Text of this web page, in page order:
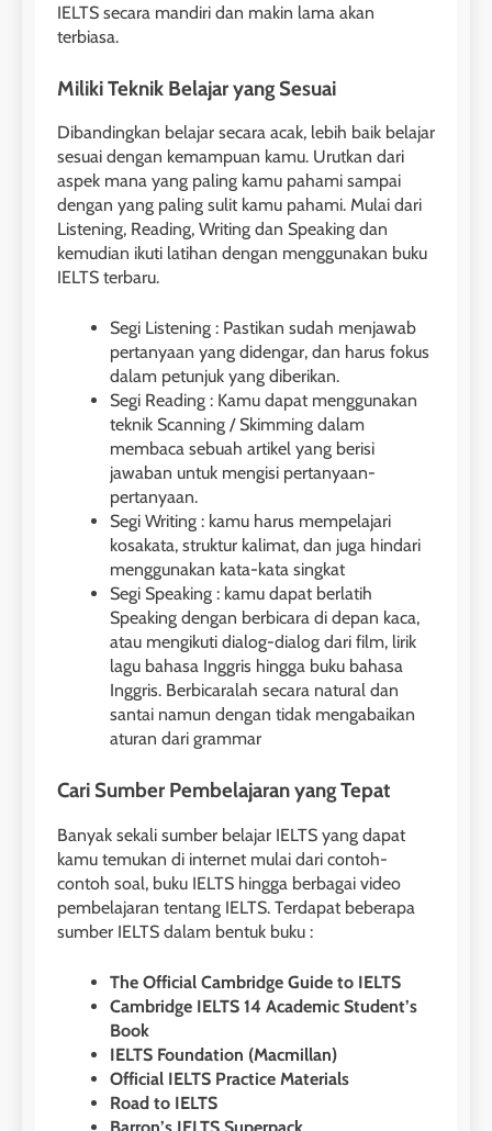
LEIDEN INSTITUTE
Daftar Peserta Kursus IELTS
Online
LEIDEN INSTITUTE
28
Jadwal Kursus IELTS Online
Perbedaan Antara IELTS
Preparation dan IELTS Practice
LEIDEN INSTITUTE
Online IELTS Courses
LEIDEN INSTITUTE
ScholarPath by Leiden
Institute
LEIDEN INSTITUTE
3
Study IELTS Preparation
LEIDEN INSTITUTE
4
Online IELTS Courses
LEIDEN INSTITUTE
Batch VII : 31 Maret – 28 April
2023
COURSE PERIODS
41
Batch VI : 15 Maret – 13 April
2023
COURSE PERIODS
42
COURSE PERIODS
43
Batch IV : 15 Februari – 14
Maret 2023
IELTS secara mandiri dan makin lama akan
terbiasa.
Miliki Teknik Belajar yang Sesuai
Dibandingkan belajar secara acak, lebih baik belajar
sesuai dengan kemampuan kamu. Urutkan dari
aspek mana yang paling kamu pahami sampai
dengan yang paling sulit kamu pahami. Mulai dari
Listening, Reading, Writing dan Speaking dan
kemudian ikuti latihan dengan menggunakan buku
IELTS terbaru.
Segi Listening : Pastikan sudah menjawab
pertanyaan yang didengar, dan harus fokus
dalam petunjuk yang diberikan.
Segi Reading : Kamu dapat menggunakan
teknik Scanning / Skimming dalam
membaca sebuah artikel yang berisi
jawaban untuk mengisi pertanyaan-
pertanyaan.
Segi Writing : kamu harus mempelajari
kosakata, struktur kalimat, dan juga hindari
menggunakan kata-kata singkat
Segi Speaking : kamu dapat berlatih
Speaking dengan berbicara di depan kaca,
atau mengikuti dialog-dialog dari film, lirik
lagu bahasa Inggris hingga buku bahasa
Inggris. Berbicaralah secara natural dan
santai namun dengan tidak mengabaikan
aturan dari grammar
Cari Sumber Pembelajaran yang Tepat
Banyak sekali sumber belajar IELTS yang dapat
kamu temukan di internet mulai dari contoh-
contoh soal, buku IELTS hingga berbagai video
pembelajaran tentang IELTS. Terdapat beberapa
sumber IELTS dalam bentuk buku :
The Official Cambridge Guide to IELTS
Cambridge IELTS 14 Academic Student’s
Book
IELTS Foundation (Macmillan)
Official IELTS Practice Materials
Road to IELTS